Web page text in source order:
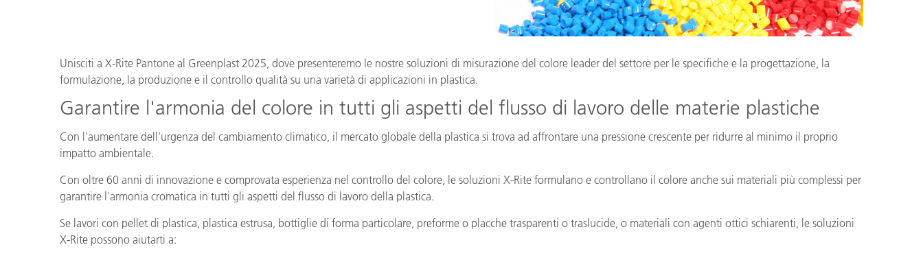
Carta
Materiali per l’edilizia
Unisciti a X-Rite Pantone al Greenplast 2025, dove presenteremo le nostre soluzioni di misurazione del colore leader del settore per le specifiche e la progettazione, la
formulazione, la produzione e il controllo qualità su una varietà di applicazioni in plastica.
Garantire l'armonia del colore in tutti gli aspetti del flusso di lavoro delle materie plastiche
Con l'aumentare dell'urgenza del cambiamento climatico, il mercato globale della plastica si trova ad affrontare una pressione crescente per ridurre al minimo il proprio
impatto ambientale.
Con oltre 60 anni di innovazione e comprovata esperienza nel controllo del colore, le soluzioni X-Rite formulano e controllano il colore anche sui materiali più complessi per
garantire l'armonia cromatica in tutti gli aspetti del flusso di lavoro della plastica.
Se lavori con pellet di plastica, plastica estrusa, bottiglie di forma particolare, preforme o placche trasparenti o traslucide, o materiali con agenti ottici schiarenti, le soluzioni
X-Rite possono aiutarti a: